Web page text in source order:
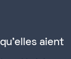
aient